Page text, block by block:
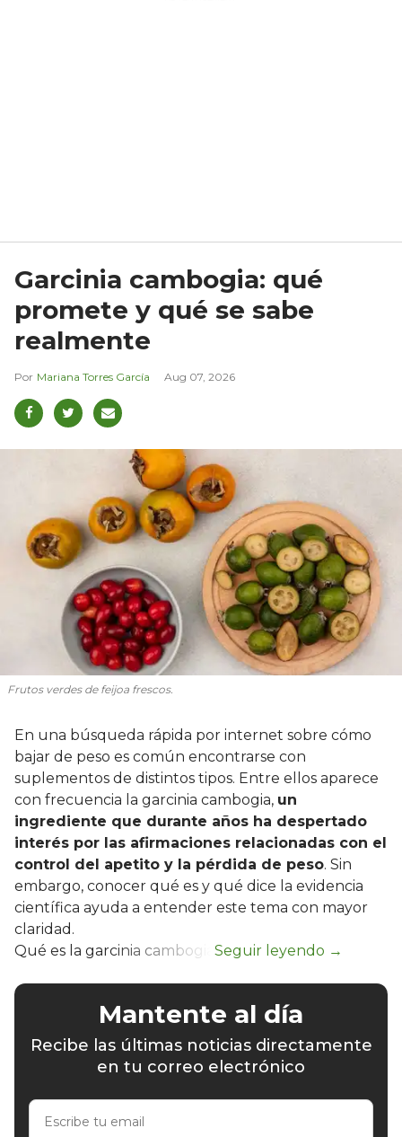
Garcinia cambogia: qué
promete y qué se sabe
realmente
Mariana Torres García Aug 07, 2026
Frutos verdes de feijoa frescos.
En una búsqueda rápida por internet sobre cómo
bajar de peso es común encontrarse con
suplementos de distintos tipos. Entre ellos aparece
con frecuencia la garcinia cambogia, un
ingrediente que durante años ha despertado
interés por las afirmaciones relacionadas con el
control del apetito y la pérdida de peso. Sin
embargo, conocer qué es y qué dice la evidencia
científica ayuda a entender este tema con mayor
claridad.
Qué es la garcinia cambogia
Mantente al día
Recibe las últimas noticias directamente
en tu correo electrónico
Escribe